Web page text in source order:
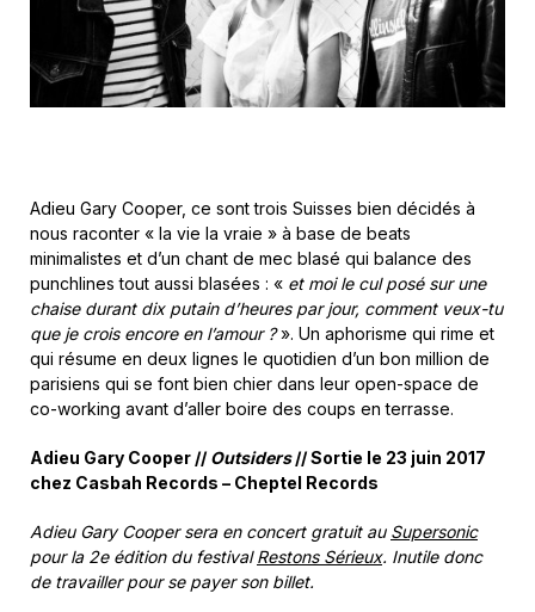
Adieu Gary Cooper, ce sont trois Suisses bien décidés à
nous raconter « la vie la vraie » à base de beats
minimalistes et d’un chant de mec blasé qui balance des
punchlines tout aussi blasées : « et moi le cul posé sur une
chaise durant dix putain d’heures par jour, comment veux-tu
que je crois encore en l’amour ?». Un aphorisme qui rime et
qui résume en deux lignes le quotidien d’un bon million de
parisiens qui se font bien chier dans leur open-space de
co-working avant d’aller boire des coups en terrasse.
Adieu Gary Cooper // Outsiders// Sortie le 23 juin 2017
chez Casbah Records – Cheptel Records
Adieu Gary Cooper sera en concert gratuit au Supersonic
pour la 2e édition du festivalRestons Sérieux. Inutile donc
de travailler pour se payer son billet.